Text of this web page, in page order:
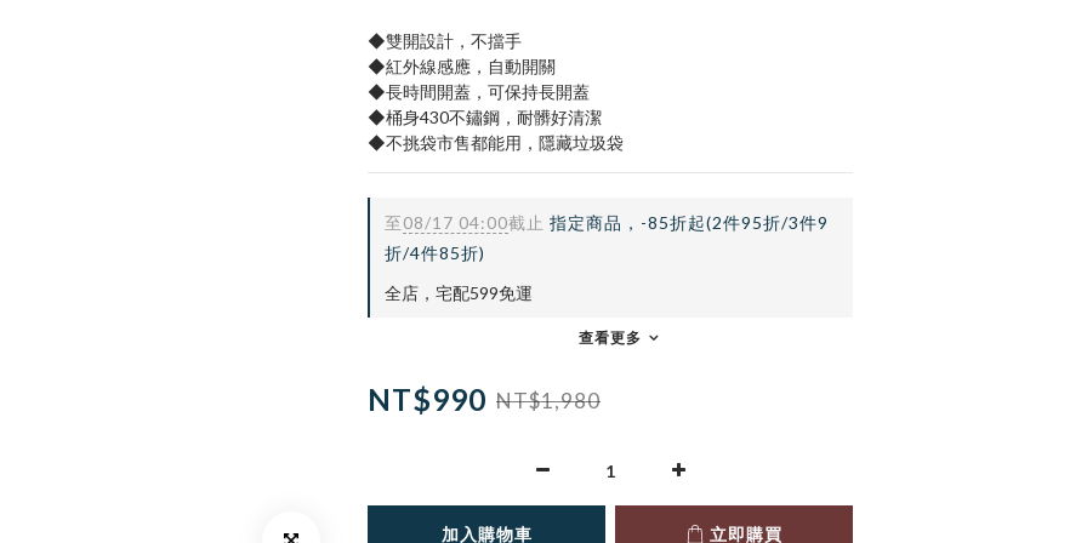
◆雙開設計，不擋手
◆紅外線感應，自動開關
◆長時間開蓋，可保持長開蓋
◆桶身430不鏽鋼，耐髒好清潔
◆不挑袋市售都能用，隱藏垃圾袋
至08/17 04:00截止 指定商品，-85折起(2件95折/3件9
折/4件85折)
全店，宅配599免運
查看更多
NT$990 NT$1,980
加入購物車 立即購買